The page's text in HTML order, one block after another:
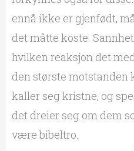
ennå ikke er gjenfødt,
det måtte koste.
hvilken reaksjon det
den største motstanden
kaller seg kristne, og
det dreier seg om dem
være bibeltro.